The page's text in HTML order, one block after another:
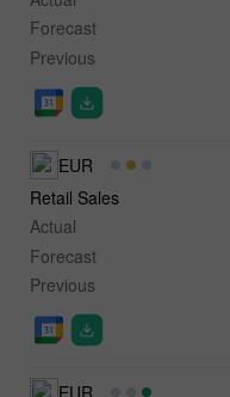
Forecast
Previous
EUR
Retail Sales
Actual
Forecast
Previous